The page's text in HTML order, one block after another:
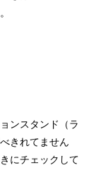
ンスタンド（ラ
きれてません
にチェックして